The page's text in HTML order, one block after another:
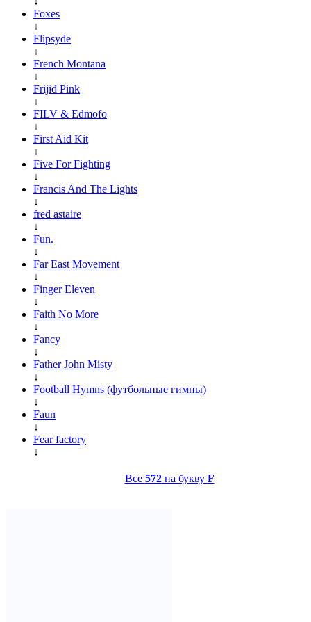
Foxes
↓
Flipsyde
↓
French Montana
↓
Frijid Pink
↓
FILV & Edmofo
↓
First Aid Kit
↓
Five For Fighting
↓
Francis And The Lights
↓
fred astaire
↓
Fun.
↓
Far East Movement
↓
Finger Eleven
↓
Faith No More
↓
Fancy
↓
Father John Misty
↓
Football Hymns (футбольные гимны)
↓
Faun
↓
Fear factory
↓
Все 572на букву F